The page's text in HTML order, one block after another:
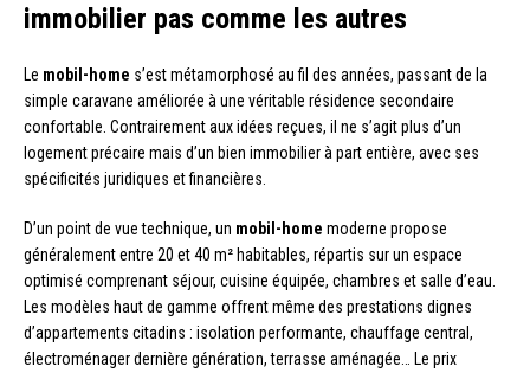
immobilier pas comme les autres
Le mobil-home s’est métamorphosé au fil des années, passant de la
simple caravane améliorée à une véritable résidence secondaire
confortable. Contrairement aux idées reçues, il ne s’agit plus d’un
logement précaire mais d’un bien immobilier à part entière, avec ses
spécificités juridiques et financières.
D’un point de vue technique, un mobil-home moderne propose
généralement entre 20 et 40 m² habitables, répartis sur un espace
optimisé comprenant séjour, cuisine équipée, chambres et salle d’eau.
Les modèles haut de gamme offrent même des prestations dignes
d’appartements citadins : isolation performante, chauffage central,
électroménager dernière génération, terrasse aménagée… Le prix